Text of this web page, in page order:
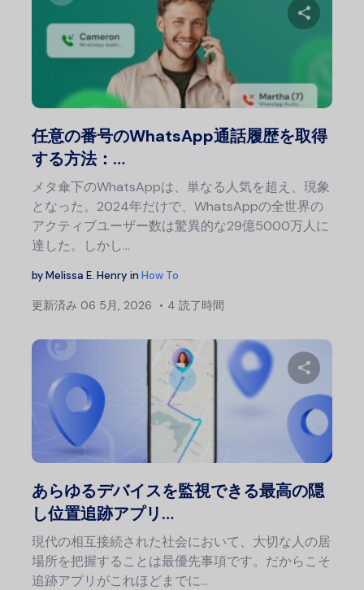
この
任意の番号のWhatsApp通話履歴を取得
する方法：…
メタ傘下のWhatsAppは、単なる人気を超え、現象
となった。2024年だけで、WhatsAppの全世界の
アクティブユーザー数は驚異的な29億5000万人に
達した。しかし…
byMelissa E. Henry in How To
更新済み 06 5月, 2026 4 読了時間
この記
あらゆるデバイスを監視できる最高の隠
し位置追跡アプリ…
現代の相互接続された社会において、大切な人の居
場所を把握することは最優先事項です。だからこそ
追跡アプリがこれほどまでに…